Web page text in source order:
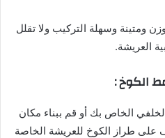
ومتينة وسهلة التركيب ولا تقلل
العريشة.
الكوخ :
الخلفي الخاص بك أو قم ببناء مكان
طراز الكوخ للعريشة الخاصة